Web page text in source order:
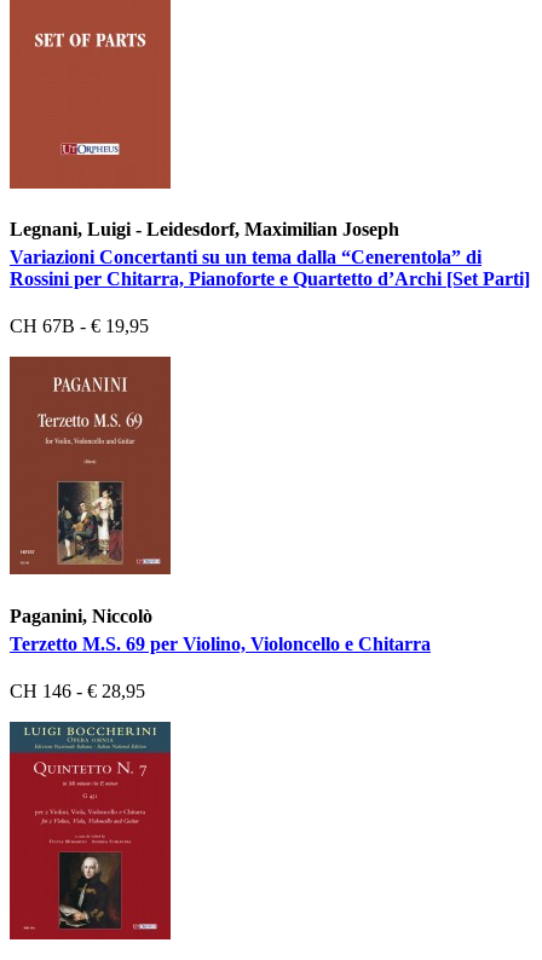
Legnani, Luigi - Leidesdorf, Maximilian Joseph
Variazioni Concertanti su un tema dalla “Cenerentola” di
Rossini per Chitarra, Pianoforte e Quartetto d’Archi [Set Parti]
CH 67B - € 19,95
Paganini, Niccolò
Terzetto M.S. 69 per Violino, Violoncello e Chitarra
CH 146 - € 28,95